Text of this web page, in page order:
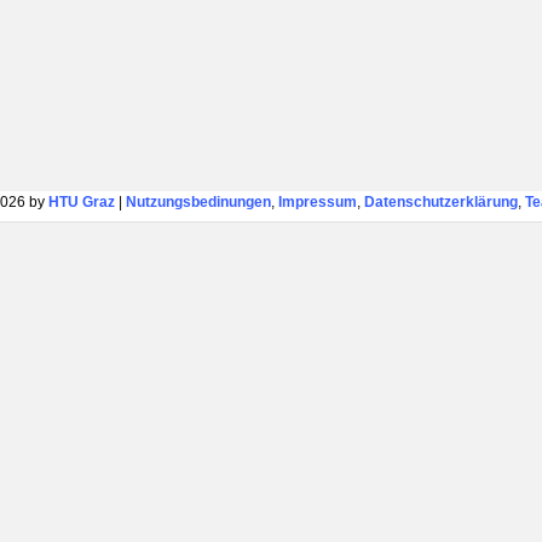
by HTU Graz| Nutzungsbedinungen, Impressum, Datenschutzerklärung,